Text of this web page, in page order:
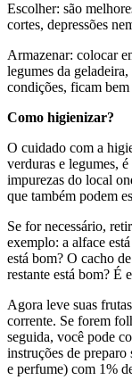
Escolher: são
cortes, depressões
Armazenar: colocar
legumes da
condições, ficam
Como higienizar?
O cuidado com a
verduras e legumes,
impurezas do local
que também podem
Se for necessário,
exemplo: a alface
está bom? O cacho
restante está bom? É
Agora leve suas
corrente. Se forem
seguida, você pode
instruções de preparo
e perfume) com 1%